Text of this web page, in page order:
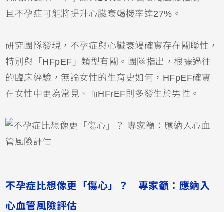
且不孕症可能將提升心臟衰竭機率達27%。
研究團隊發現，不孕症與心臟衰竭確實存在關聯性，
特別與「HFpEF」類型有關。團隊指出，根據過往
的臨床經驗，無論女性的生育史如何，HFpEF確實
在女性中更為常見、而HFrEF則多發生於男性。
不孕症比想像更「傷心」？ 專家籲：應納入
心血管風險評估